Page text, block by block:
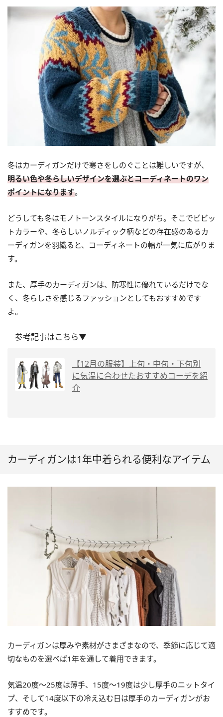
冬はカーディガンだけで寒さをしのぐことは難しいですが、
明るい色や冬らしいデザインを選ぶとコーディネートのワン
ポイントになります。
どうしても冬はモノトーンスタイルになりがち。そこでビビッ
トカラーや、冬らしいノルディック柄などの存在感のあるカ
ーディガンを羽織ると、コーディネートの幅が一気に広がりま
す。
また、厚手のカーディガンは、防寒性に優れているだけでな
く、冬らしさを感じるファッションとしてもおすすめです
よ。
参考記事はこちら▼
【12月の服装】上旬・中旬・下旬別
に気温に合わせたおすすめコーデを紹
介
カーディガンは1年中着られる便利なアイテム
カーディガンは厚みや素材がさまざまなので、季節に応じて適
切なものを選べば1年を通して着用できます。
気温20度〜25度は薄手、15度〜19度は少し厚手のニットタイ
プ、そして14度以下の冷え込む日は厚手のカーディガンがお
すすめです。